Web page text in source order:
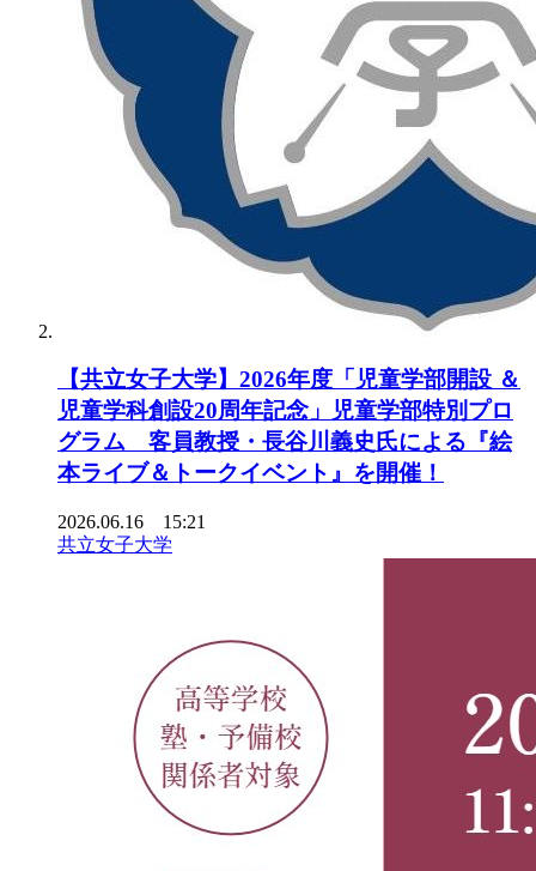
【共立女子大学】2026年度「児童学部開設 ＆
児童学科創設20周年記念」児童学部特別プロ
グラム 客員教授・長谷川義史氏による『絵
本ライブ＆トークイベント』を開催！
2026.06.16 15:21
共立女子大学